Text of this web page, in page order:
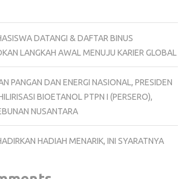
DATANGI & DAFTAR BINUS
LANGKAH AWAL MENUJU KARIER GLOBAL
PANGAN DAN ENERGI NASIONAL, PRESIDEN
BIOETANOL PTPN I (PERSERO),
NUSANTARA
HADIAH MENARIK, INI SYARATNYA